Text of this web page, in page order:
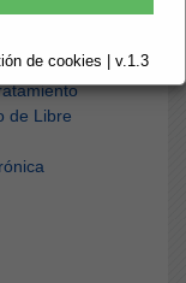
de cookies | v.1.3
de Libre